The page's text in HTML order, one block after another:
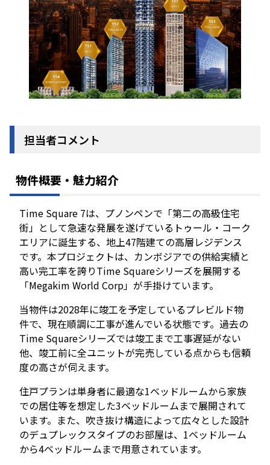
担当者コメント
物件概要・魅力紹介
Time Square 7は、プノンペンで「第二の高級住宅
街」として急速な発展を遂げているトゥール・コーク
エリアに誕生する、地上47階建ての高層レジデンス
です。本プロジェクトは、カンボジアでの供給実績と
高い完工率を誇りTime Squareシリーズを展開する
「Megakim World Corp」が手掛けています。
当物件は2028年に竣工を予定しているプレビルド物
件で、現在順調に工事が進んでいる状態です。過去の
Time Squareシリーズでは竣工まで工事遅延がない
他、竣工前に全ユニットが完売している点からも信頼
度の高さが伺えます。
住戸プランは単身者に最適な1ベッドルームから家族
での居住等を想定した3ベッドルームまで展開されて
います。また、吹き抜け構造によって広々とした設計
のデュプレックスタイプのお部屋は、1ベッドルーム
から4ベッドルームまで用意されています。